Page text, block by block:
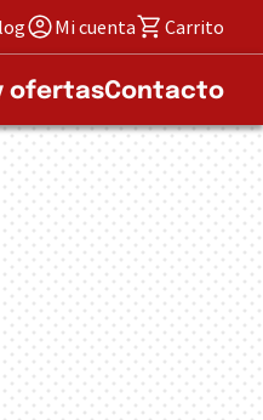
Mi cuenta Carrito
ofertasContacto